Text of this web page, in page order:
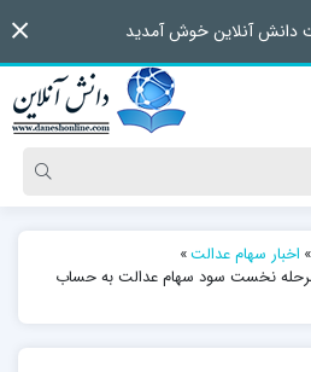
دانش آنلاین خوش آمدید
» اخبار سهام عدالت»
نخست سود سهام عدالت به حساب